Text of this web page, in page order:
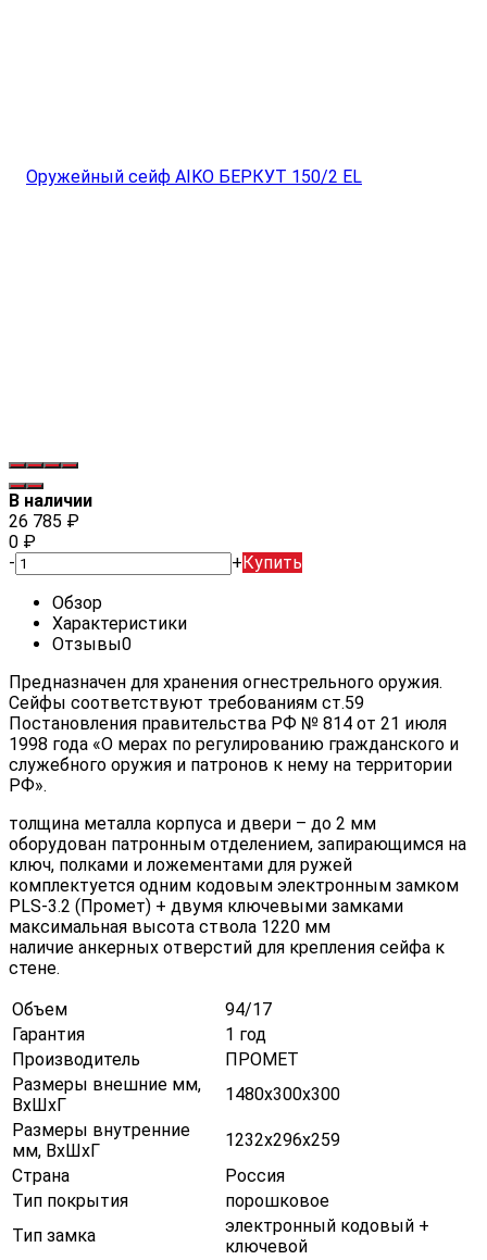
В наличии
26 785 ₽
0 ₽
-
+Купить
Обзор
Характеристики
Отзывы0
Предназначен для хранения огнестрельного оружия.
Сейфы соответствуют требованиям ст.59
Постановления правительства РФ № 814 от 21 июля
1998 года «О мерах по регулированию гражданского и
служебного оружия и патронов к нему на территории
РФ».
толщина металла корпуса и двери – до 2 мм
оборудован патронным отделением, запирающимся на
ключ, полками и ложементами для ружей
комплектуется одним кодовым электронным замком
PLS-3.2 (Промет) + двумя ключевыми замками
максимальная высота ствола 1220 мм
наличие анкерных отверстий для крепления сейфа к
стене.
Объем
94/17
Гарантия
1 год
Производитель
ПРОМЕТ
Размеры внешние мм,
ВхШхГ
1480х300х300
Размеры внутренние
мм, ВхШхГ
1232х296х259
Страна
Россия
Тип покрытия
порошковое
Тип замка
электронный кодовый +
ключевой